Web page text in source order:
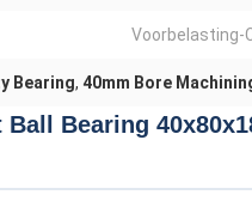
Voorbelasting-
Bearing, 40mm Bore
Bearing